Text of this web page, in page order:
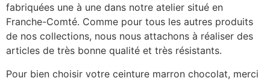
fabriquées une à une dans notre atelier situé en
Franche-Comté. Comme pour tous les autres produits
de nos collections, nous nous attachons à réaliser des
articles de très bonne qualité et très résistants.
Pour bien choisir votre ceinture marron chocolat, merci